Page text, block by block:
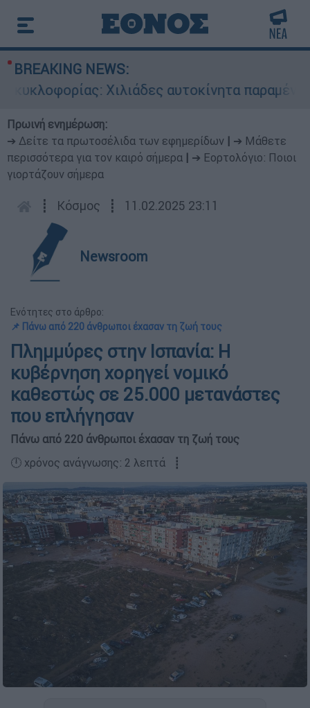
BREAKING NEWS:
Χιλιάδες αυτοκίνητα
Πρωινή ενημέρωση:
➔ Δείτε τα πρωτοσέλιδα των εφημερίδων
➔ Μάθετε
περισσότερα για τον καιρό σήμερα
➔ Εορτολόγιο: Ποιοι
γιορτάζουν σήμερα
┋ Κόσμος ┋ 11.02.2025 23:11
Newsroom
Ενότητες στο άρθρο:
📌 Πάνω από 220 άνθρωποι έχασαν τη ζωή τους
Πλημμύρες στην Ισπανία: Η
κυβέρνηση χορηγεί νομικό
καθεστώς σε 25.000 μετανάστες
που επλήγησαν
Πάνω από 220 άνθρωποι έχασαν τη ζωή τους
🕛 χρόνος ανάγνωσης: 2 λεπτά ┋